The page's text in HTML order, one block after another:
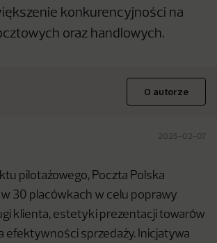
konkurencyjności na
oraz handlowych.
O autorze
2025-02-07
pilotażowego, Poczta Polska
w 30 placówkach w celu poprawy
klienta, estetyki prezentacji towarów
efektywności sprzedaży. Inicjatywa